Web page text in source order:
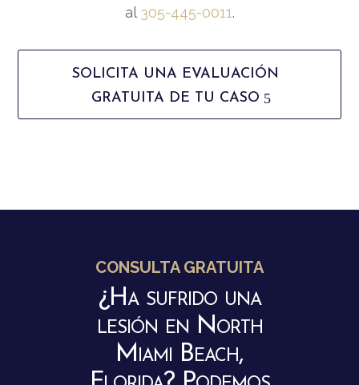
al 305-445-0011.
SOLICITA UNA EVALUACIÓN
GRATUITA DE TU CASO
CONSULTA GRATUITA
¿Ha sufrido una
lesión en North
Miami Beach,